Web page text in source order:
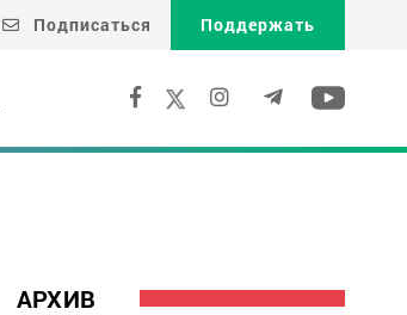
Подписаться Поддержать
АРХИВ